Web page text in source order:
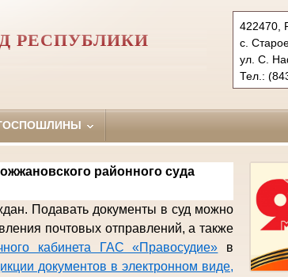
422470,
с.
ул. С.
Тел.:
РЕСПУБЛИКИ
районного суда
Подавать документы в суд можно
почтовых отправлений,а также
кабинета ГАС «Правосудие» в
документов в электронном виде,